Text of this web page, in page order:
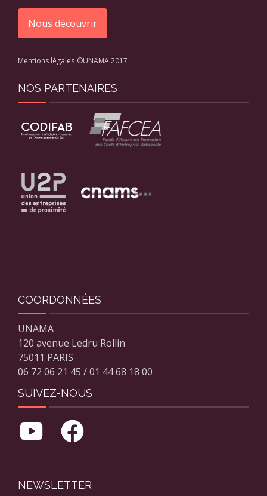
Nous découvrir
Mentions légales ©UNAMA 2017
NOS PARTENAIRES
COORDONNÉES
UNAMA
120 avenue Ledru Rollin
75011 PARIS
06 72 06 21 45 / 01 44 68 18 00
SUIVEZ-NOUS
NEWSLETTER